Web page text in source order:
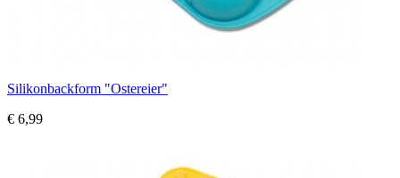
Silikonbackform "Ostereier"
€ 6,99